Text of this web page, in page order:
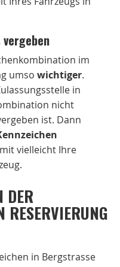
im
umso wichtiger.
in
nicht
ist. Dann
vielleicht Ihre
DER
RESERVIERUNG
in Bergstrasse